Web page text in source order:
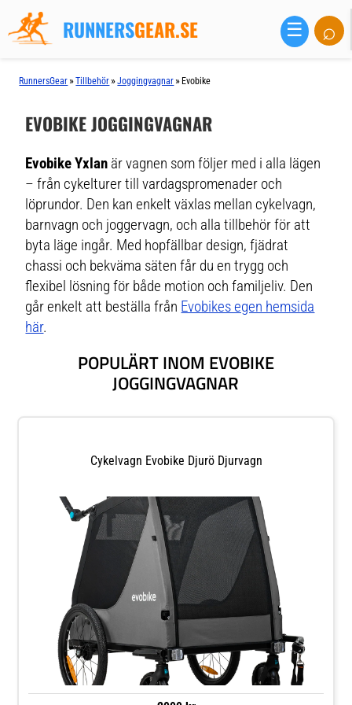
RUNNERSGEAR.SE ☰ ⌕
RunnersGear »Tillbehör »Joggingvagnar » Evobike
EVOBIKE JOGGINGVAGNAR
Evobike Yxlan är vagnen som följer med i alla lägen
– från cykelturer till vardagspromenader och
löprundor. Den kan enkelt växlas mellan cykelvagn,
barnvagn och joggervagn, och alla tillbehör för att
byta läge ingår. Med hopfällbar design, fjädrat
chassi och bekväma säten får du en trygg och
flexibel lösning för både motion och familjeliv. Den
går enkelt att beställa från Evobikes egen hemsida
här.
POPULÄRT INOM EVOBIKE
JOGGINGVAGNAR
Cykelvagn Evobike Djurö Djurvagn